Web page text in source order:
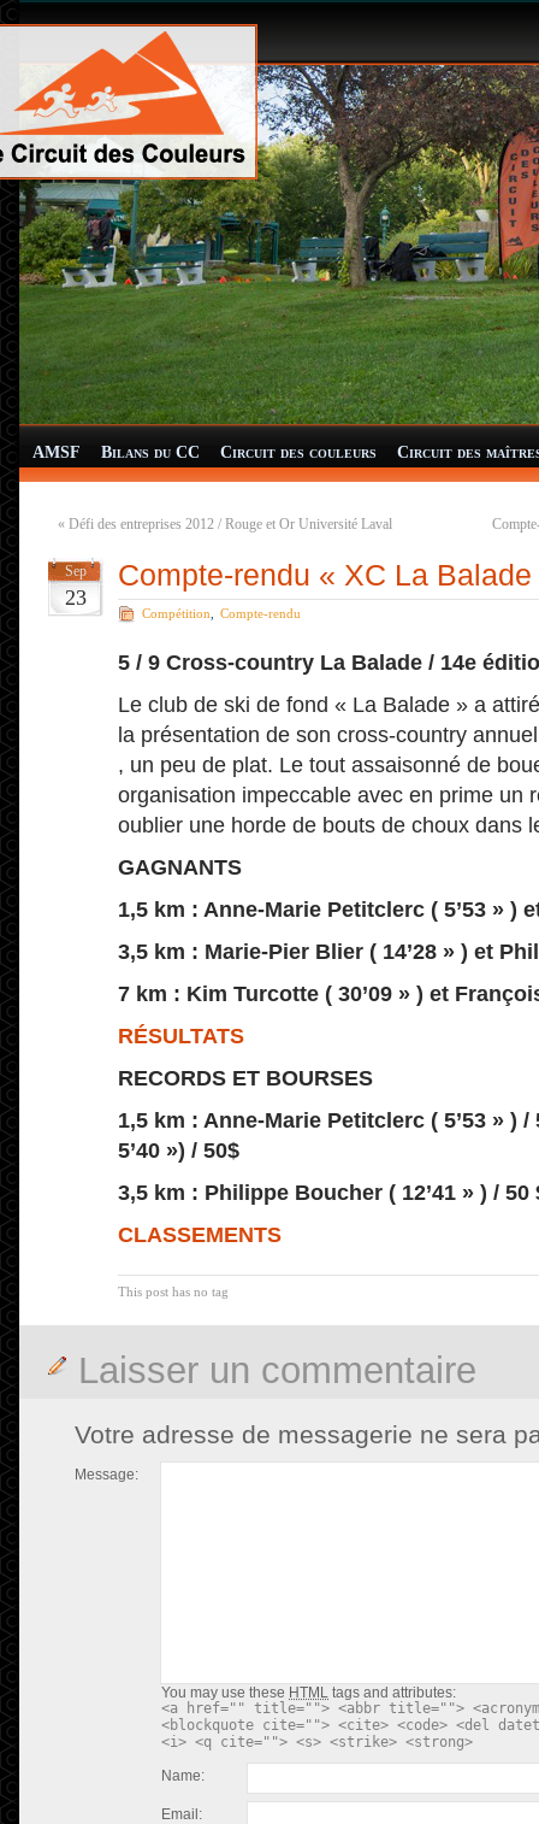
AMSF Bilans du CC Circuit des couleurs Circuit des
« Défi des entreprises 2012 / Rouge et Or Université Laval
Sep
23
Compte-rendu « XC La
Compétition Compte-rendu
5 / 9 Cross-country La Balade / 14e
Le club de ski de fond « La Balade » a
la présentation de son cross-country
, un peu de plat. Le tout assaisonné de
organisation impeccable avec en prime un
oublier une horde de bouts de choux dans
GAGNANTS
1,5 km : Anne-Marie Petitclerc ( 5’53 » )
3,5 km : Marie-Pier Blier ( 14’28 » ) et
7 km : Kim Turcotte ( 30’09 » ) et
RÉSULTATS
RECORDS ET BOURSES
1,5 km : Anne-Marie Petitclerc ( 5’53 » )
5’40 ») / 50$
3,5 km : Philippe Boucher ( 12’41 » ) / 50
CLASSEMENTS
This post has no tag
Laisser un commentaire
Votre adresse de messagerie ne sera
Message:
You may use these HTML tags and attributes:
<a href="" title=""> <abbr title="">
<blockquote cite=""> <cite> <code> <del
<i> <q cite=""> <s> <strike> <strong>
Name:
Email: